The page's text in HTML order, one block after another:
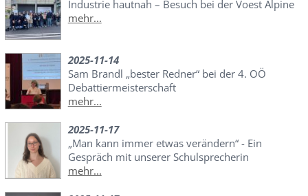
Industrie hautnah – Besuch bei der Voest Alpine
mehr...
2025-11-14
Sam Brandl „bester Redner“ bei der 4. OÖ
Debattiermeisterschaft
mehr...
2025-11-17
„Man kann immer etwas verändern“ - Ein
Gespräch mit unserer Schulsprecherin
mehr...